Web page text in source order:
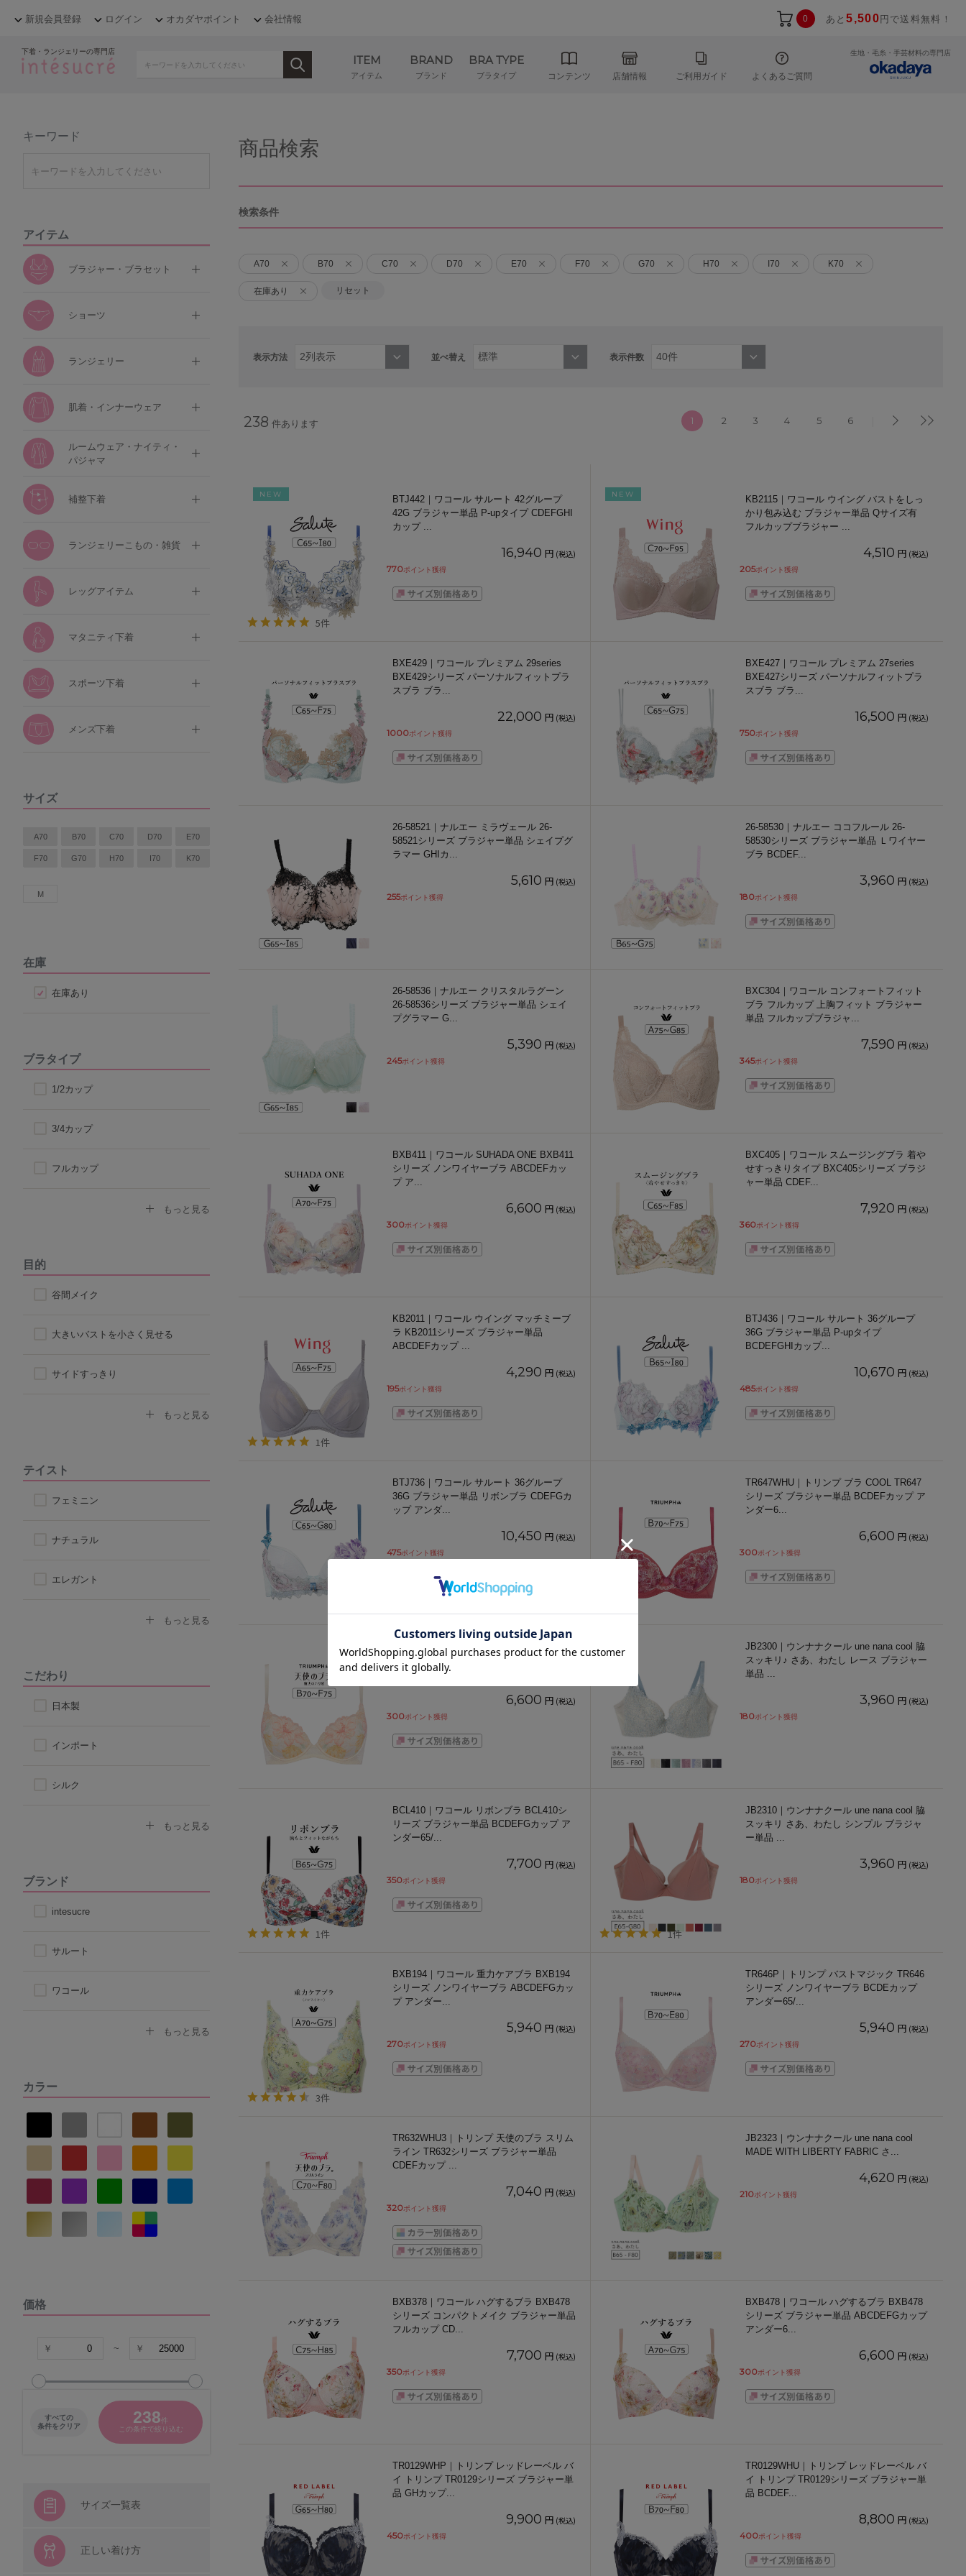
新規会員登録 ログイン オカダヤポイント 会社情報 0 あと5,500 円で送料無料！
下着・ランジェリーの専門店
ITEM
アイテム
BRAND
ブランド
BRA TYPE
ブラタイプ コンテンツ 店舗情報 ご利用ガイド よくあるご質問
生地・毛糸・手芸材料の専門店
キーワード
アイテム
ブラジャー・ブラセット
ショーツ
ランジェリー
肌着・インナーウェア
ルームウェア・ナイティ・
パジャマ
補整下着
ランジェリーこもの・雑貨
レッグアイテム
マタニティ下着
スポーツ下着
メンズ下着
サイズ
A70 B70 C70 D70 E70
F70 G70 H70 I70 K70
M
在庫
在庫あり
ブラタイプ
1/2カップ
3/4カップ
フルカップ
4/5カップ
もっと見る
目的
谷間メイク
大きいバストを小さく見せる
サイドすっきり
ストラップレス
もっと見る
テイスト
フェミニン
ナチュラル
エレガント
もっと見る
こだわり
日本製
インポート
シルク
もっと見る
ブランド
intesucre
サルート
ワコール
ナルエー
COCO Linge
グラマープリンセス
パナシェ
シシフィーユ
ウンナナクール
もっと見る
カラー
価格
~
すべての
条件をクリア
238件
この条件で絞り込む
サイズ一覧表
正しい着け方
商品検索
検索条件
A70 B70 C70 D70 E70 F70 G70 H70 I70 K70
在庫あり リセット
表示方法 並べ替え 表示件数
238 件あります 1 2 3 4 5 6
NEW
BTJ442｜ワコール サルート 42グループ
42G ブラジャー単品 P-upタイプ CDEFGHI
カップ ...
5件
16,940 円 (税込)
770ポイント獲得
NEW
KB2115｜ワコール ウイング バストをしっ
かり包み込む ブラジャー単品 Qサイズ有
フルカップブラジャー ...
4,510 円 (税込)
205ポイント獲得
BXE429｜ワコール プレミアム 29series
BXE429シリーズ パーソナルフィットプラ
スブラ ブラ ...
22,000 円 (税込)
1000ポイント獲得
BXE427｜ワコール プレミアム 27series
BXE427シリーズ パーソナルフィットプラ
スブラ ブラ ...
16,500 円 (税込)
750ポイント獲得
26-58521｜ナルエー ミラヴェール 26-
58521シリーズ ブラジャー単品 シェイプグ
ラマー GHIカ ...
5,610 円 (税込)
255ポイント獲得
26-58530｜ナルエー ココフルール 26-
58530シリーズ ブラジャー単品 Ｌワイヤー
ブラ BCDEF...
3,960 円 (税込)
180ポイント獲得
26-58536｜ナルエー クリスタルラグーン
26-58536シリーズ ブラジャー単品 シェイ
プグラマー G...
5,390 円 (税込)
245ポイント獲得
BXC304｜ワコール コンフォートフィット
ブラ フルカップ 上胸フィット ブラジャー
単品 フルカップブラジャ ...
7,590 円 (税込)
345ポイント獲得
BXB411｜ワコール SUHADA ONE BXB411
シリーズ ノンワイヤーブラ ABCDEFカッ
プ ア...
6,600 円 (税込)
300ポイント獲得
BXC405｜ワコール スムージングブラ 着や
せすっきりタイプ BXC405シリーズ ブラジ
ャー単品 CDEF...
7,920 円 (税込)
360ポイント獲得
KB2011｜ワコール ウイング マッチミーブ
ラ KB2011シリーズ ブラジャー単品
ABCDEFカップ ...
1件
4,290 円 (税込)
195ポイント獲得
BTJ436｜ワコール サルート 36グループ
36G ブラジャー単品 P-upタイプ
BCDEFGHIカップ...
10,670 円 (税込)
485ポイント獲得
BTJ736｜ワコール サルート 36グループ
36G ブラジャー単品 リボンブラ CDEFGカ
ップ アンダ...
10,450 円 (税込)
475ポイント獲得
TR647WHU｜トリンプ ブラ COOL TR647
シリーズ ブラジャー単品 BCDEFカップ ア
ンダー6...
6,600 円 (税込)
300ポイント獲得
TR656WHU｜トリンプ 天使のブラ 魔法の
ハリ感 TR656シリーズ ブラジャー単品
BCDEFカップ
6,600 円 (税込)
300ポイント獲得
JB2300｜ウンナナクール une nana cool 脇
スッキリ♪ さあ、わたし レース ブラジャー
単品 ...
3,960 円 (税込)
180ポイント獲得
BCL410｜ワコール リボンブラ BCL410シ
リーズ ブラジャー単品 BCDEFGカップ ア
ンダー65/...
1件
7,700 円 (税込)
350ポイント獲得
JB2310｜ウンナナクール une nana cool 脇
スッキリ さあ、わたし シンプル ブラジャ
ー単品 ...
1件
3,960 円 (税込)
180ポイント獲得
BXB194｜ワコール 重力ケアブラ BXB194
シリーズ ノンワイヤーブラ ABCDEFGカッ
プ アンダー...
3件
5,940 円 (税込)
270ポイント獲得
TR646P｜トリンプ バストマジック TR646
シリーズ ノンワイヤーブラ BCDEカップ
アンダー65/...
5,940 円 (税込)
270ポイント獲得
TR632WHU3｜トリンプ 天使のブラ スリム
ライン TR632シリーズ ブラジャー単品
CDEFカップ ...
7,040 円 (税込)
320ポイント獲得
JB2323｜ウンナナクール une nana cool
MADE WITH LIBERTY FABRIC さ ...
4,620 円 (税込)
210ポイント獲得
BXB378｜ワコール ハグするブラ BXB478
シリーズ コンパクトメイク ブラジャー単品
フルカップ CD...
7,700 円 (税込)
350ポイント獲得
BXB478｜ワコール ハグするブラ BXB478
シリーズ ブラジャー単品 ABCDEFGカップ
アンダー6...
6,600 円 (税込)
300ポイント獲得
TR0129WHP｜トリンプ レッドレーベル バ
イ トリンプ TR0129シリーズ ブラジャー単
品 GHカップ...
9,900 円 (税込)
450ポイント獲得
TR0129WHU｜トリンプ レッドレーベル バ
イ トリンプ TR0129シリーズ ブラジャー単
品 BCDEF...
8,800 円 (税込)
400ポイント獲得